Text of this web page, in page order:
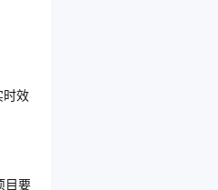
时效
目要